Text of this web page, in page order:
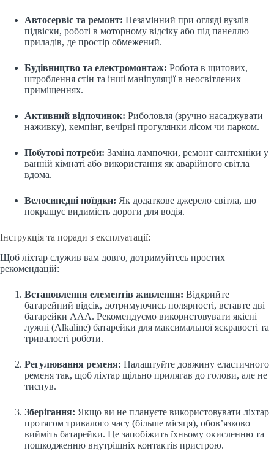
Автосервіс та ремонт: Незамінний при огляді вузлів
підвіски, роботі в моторному відсіку або під панеллю
приладів, де простір обмежений.
Будівництво та електромонтаж: Робота в щитових,
штроблення стін та інші маніпуляції в неосвітлених
приміщеннях.
Активний відпочинок: Риболовля (зручно насаджувати
наживку), кемпінг, вечірні прогулянки лісом чи парком.
Побутові потреби: Заміна лампочки, ремонт сантехніки у
ванній кімнаті або використання як аварійного світла
вдома.
Велосипедні поїздки: Як додаткове джерело світла, що
покращує видимість дороги для водія.
Інструкція та поради з експлуатації:
Щоб ліхтар служив вам довго, дотримуйтесь простих
рекомендацій:
Встановлення елементів живлення: Відкрийте
батарейний відсік, дотримуючись полярності, вставте дві
батарейки AAA. Рекомендуємо використовувати якісні
лужні (Alkaline) батарейки для максимальної яскравості та
тривалості роботи.
Регулювання ременя: Налаштуйте довжину еластичного
ременя так, щоб ліхтар щільно прилягав до голови, але не
тиснув.
Зберігання: Якщо ви не плануєте використовувати ліхтар
протягом тривалого часу (більше місяця), обов’язково
вийміть батарейки. Це запобіжить їхньому окисленню та
пошкодженню внутрішніх контактів пристрою.